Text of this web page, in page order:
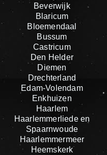
Beverwijk
Blaricum
Bloemendaal
Bussum
Castricum
Den Helder
Diemen
Drechterland
Edam-Volendam
Enkhuizen
Haarlem
Haarlemmerliede en
Spaarnwoude
Haarlemmermeer
Heemskerk